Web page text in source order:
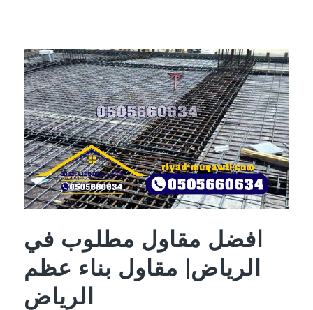
افضل مقاول مطلوب في
الرياض| مقاول بناء عظم
الرياض